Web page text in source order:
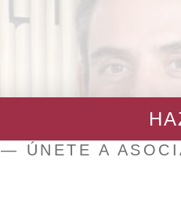
— ÚNETE A